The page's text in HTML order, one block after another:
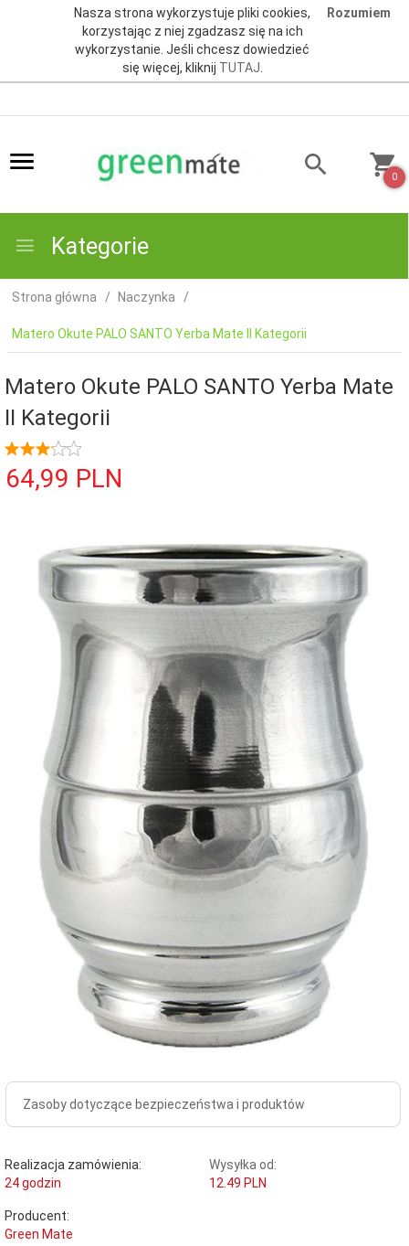
Nasza strona wykorzystuje pliki cookies,
korzystając z niej zgadzasz się na ich
wykorzystanie. Jeśli chcesz dowiedzieć
się więcej, kliknij TUTAJ.
Rozumiem
0
Kategorie
Strona główna Naczynka
Matero Okute PALO SANTO Yerba Mate II Kategorii
Matero Okute PALO SANTO Yerba Mate
II Kategorii
64,99 PLN
Zasoby dotyczące bezpieczeństwa i produktów
Realizacja zamówienia:
24 godzin
Wysyłka od:
12.49 PLN
Producent:
Green Mate